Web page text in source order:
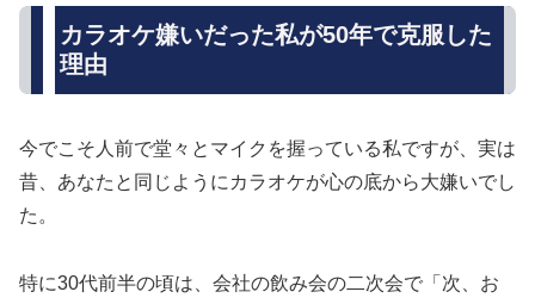
カラオケ嫌いだった私が50年で克服した
理由
今でこそ人前で堂々とマイクを握っている私ですが、実は
昔、あなたと同じようにカラオケが心の底から大嫌いでし
た。
特に30代前半の頃は、会社の飲み会の二次会で「次、お